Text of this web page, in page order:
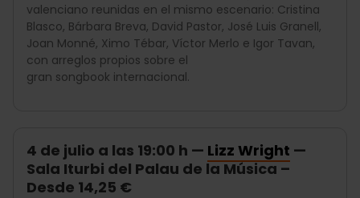
valenciano reunidas en el mismo escenario: Cristina
Blasco, Bárbara Breva, David Pastor, José Luis Granell,
Joan Monné, Ximo Tébar, Víctor Merlo e Igor Tavan,
con arreglos propios sobre el
gran songbook internacional.
4 de julio a las 19:00 h — Lizz Wright —
Sala Iturbi del Palau de la Música –
Desde 14,25 €